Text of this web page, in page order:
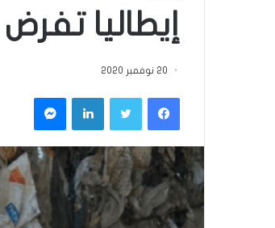
إيطاليا
20 نوفمبر 2020
فيسبوكتويتر لينكدإن ماسنجر